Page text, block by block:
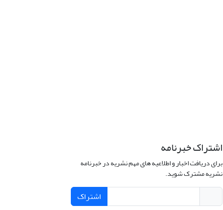
اشتراک خبرنامه
برای دریافت اخبار و اطلاعیه های مهم نشریه در خبرنامه
نشریه مشترک شوید.
اشتراک